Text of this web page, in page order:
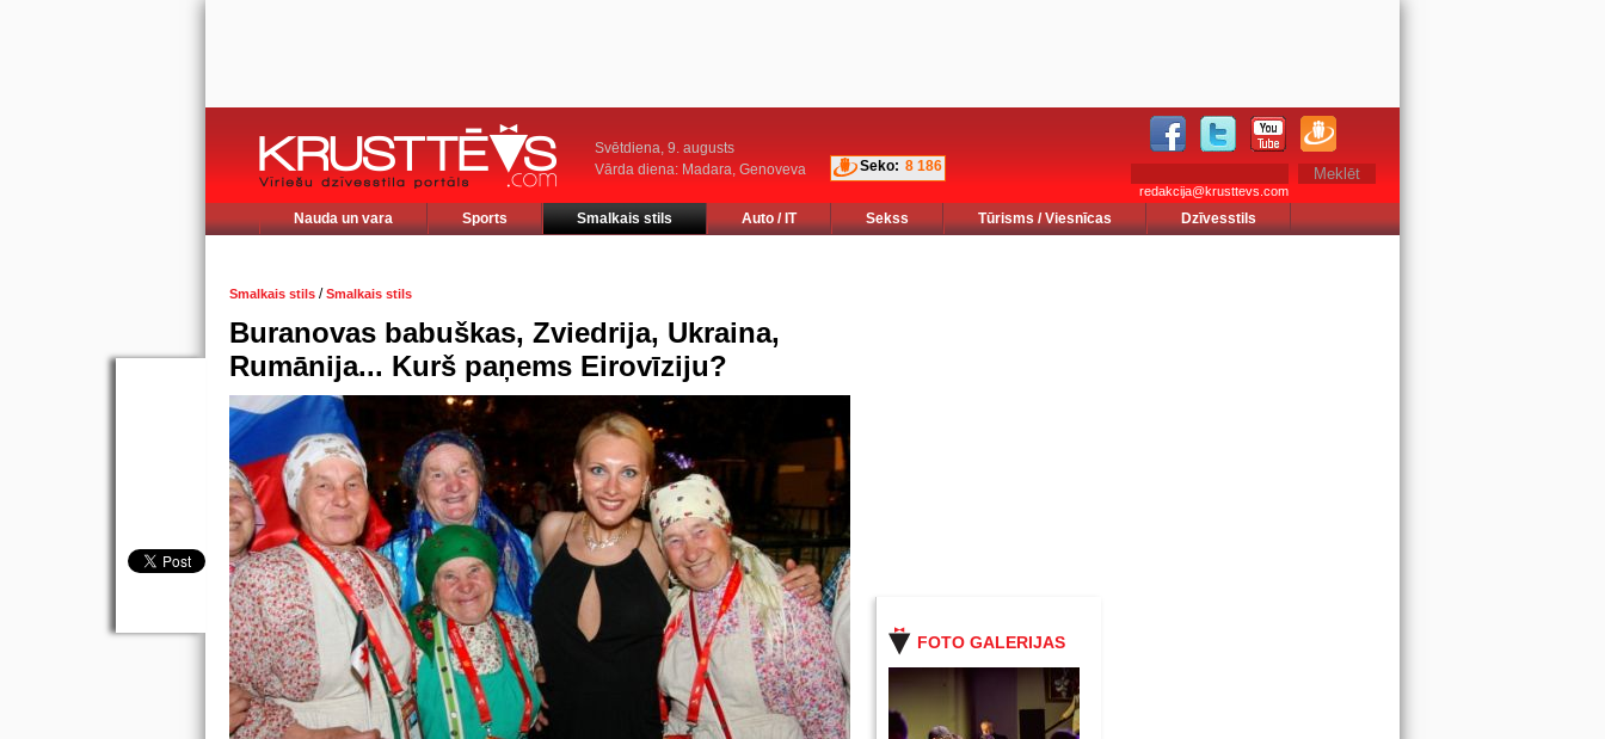
Svētdiena, 9. augusts
Vārda diena: Madara, Genoveva
Seko: 8 186
redakcija@krusttevs.com
Nauda un vara Sports Smalkais stils Auto / IT Sekss Tūrisms / Viesnīcas Dzīvesstils
FOTO GALERIJAS
Smalkais stils /Smalkais stils
Buranovas babuškas, Zviedrija, Ukraina,
Rumānija... Kurš paņems Eirovīziju?